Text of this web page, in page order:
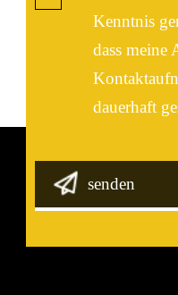
Kenntnis
dass meine
dauerhaft
senden